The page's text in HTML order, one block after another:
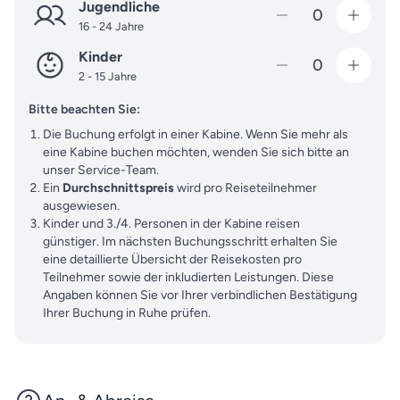
22 Fazendinha (Brasilien)
23 Seetag
25 - 262 Seetage
27 Fort-de-France (Martinique)
28
Port Elizabeth (St. Vincent und die
Grenadinen)
29 Castries (St. Lucia)
30 Bridgetown (Barbados)
Jugendliche
16 - 24 Jahre
0
Kinder
2 - 15 Jahre
0
Bitte beachten Sie:
Die Buchung erfolgt in einer Kabine. Wenn Sie mehr als
eine Kabine buchen möchten, wenden Sie sich bitte an
unser Service-Team.
Ein Durchschnittspreiswird pro Reiseteilnehmer
ausgewiesen.
Kinder und 3./4. Personen in der Kabine reisen
günstiger. Im nächsten Buchungsschritt erhalten Sie
eine detaillierte Übersicht der Reisekosten pro
Teilnehmer sowie der inkludierten Leistungen. Diese
Angaben können Sie vor Ihrer verbindlichen Bestätigung
Ihrer Buchung in Ruhe prüfen.